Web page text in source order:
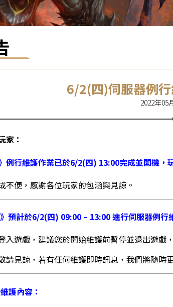
6/2(四)伺服器例
2022年05
家：
例行維護作業已於6/2(四) 13:00完成並開機，
不便，感謝各位玩家的包涵與見諒。
》預計於6/2(四) 09:00 – 13:00 進行伺服器例行
入遊戲，建議您於開始維護前暫停並退出遊戲
請見諒，若有任何維護即時訊息，我們將隨時
護內容：